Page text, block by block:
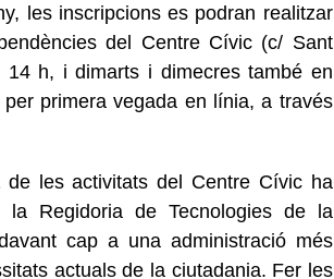
les inscripcions es podran realitzar
del Centre Cívic (c/ Sant
h, i dimarts i dimecres també en
primera vegada en línia, a través
de les activitats del Centre Cívic ha
Regidoria de Tecnologies de la
cap a una administració més
actuals de la ciutadania. Fer les